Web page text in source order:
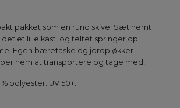
pakket som en rund skive. Sæt nemt
et lille kast, og teltet springer op
Egen bæretaske og jordpløkker
nem at transportere og tage med!
% polyester. UV 50+.